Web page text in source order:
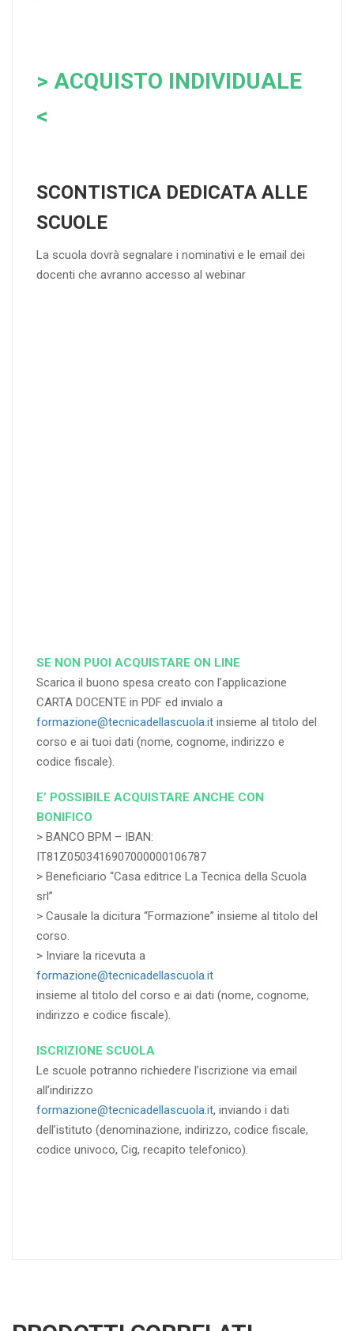
> ACQUISTO INDIVIDUALE
<
SCONTISTICA DEDICATA ALLE
SCUOLE
La scuola dovrà segnalare i nominativi e le email dei
docenti che avranno accesso al webinar
SE NON PUOI ACQUISTARE ON LINE
Scarica il buono spesa creato con l’applicazione
CARTA DOCENTE in PDF ed invialo a
formazione@tecnicadellascuola.it insieme al titolo del
corso e ai tuoi dati (nome, cognome, indirizzo e
codice fiscale).
E’ POSSIBILE ACQUISTARE ANCHE CON
BONIFICO
> BANCO BPM – IBAN:
IT81Z0503416907000000106787
> Beneficiario “Casa editrice La Tecnica della Scuola
srl”
> Causale la dicitura “Formazione” insieme al titolo del
corso.
> Inviare la ricevuta a
formazione@tecnicadellascuola.it
insieme al titolo del corso e ai dati (nome, cognome,
indirizzo e codice fiscale).
ISCRIZIONE SCUOLA
Le scuole potranno richiedere l’iscrizione via email
all’indirizzo
formazione@tecnicadellascuola.it, inviando i dati
dell’istituto (denominazione, indirizzo, codice fiscale,
codice univoco, Cig, recapito telefonico).